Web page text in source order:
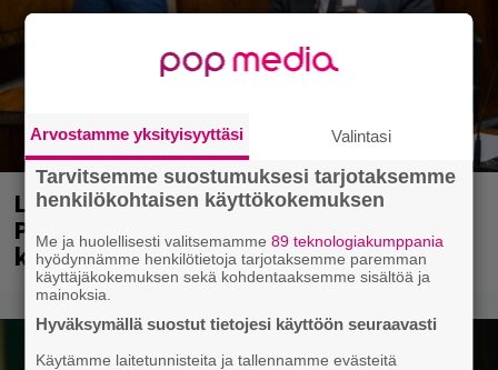
Laittomasta graffitista kiinni jäänyt
Paavo Arhinmäki jälleen spraypullo
kädessä – näitä puolueita ei kiinnosta
Arvostamme yksityisyyttäsi Valintasi
Tarvitsemme suostumuksesi tarjotaksemme
henkilökohtaisen käyttökokemuksen
Me ja huolellisesti valitsemamme89 teknologiakumppania
hyödynnämme henkilötietoja tarjotaksemme paremman
käyttäjäkokemuksen sekä kohdentaaksemme sisältöä ja
mainoksia.
Hyväksymällä suostut tietojesi käyttöön seuraavasti
Käytämme laitetunnisteita ja tallennamme evästeitä